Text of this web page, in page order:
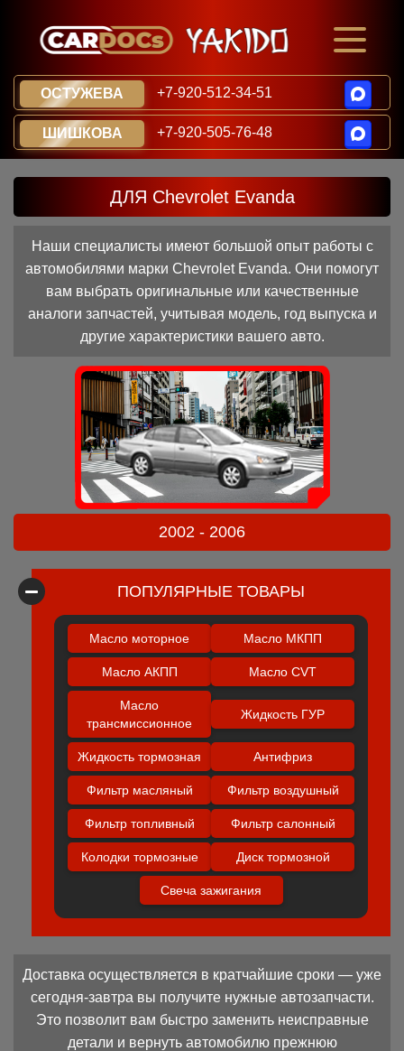
ОСТУЖЕВА +7-920-512-34-51
ШИШКОВА +7-920-505-76-48
ДЛЯ Chevrolet Evanda
Наши специалисты имеют большой опыт работы с
автомобилями марки Chevrolet Evanda. Они помогут
вам выбрать оригинальные или качественные
аналоги запчастей, учитывая модель, год выпуска и
другие характеристики вашего авто.
2002 - 2006
ПОПУЛЯРНЫЕ ТОВАРЫ
Масло моторное Масло МКПП
Масло АКПП Масло CVT
Масло
трансмиссионное
Жидкость ГУР
Жидкость тормозная Антифриз
Фильтр масляный Фильтр воздушный
Фильтр топливный Фильтр салонный
Колодки тормозные Диск тормозной
Свеча зажигания
Доставка осуществляется в кратчайшие сроки — уже
сегодня-завтра вы получите нужные автозапчасти.
Это позволит вам быстро заменить неисправные
детали и вернуть автомобилю прежнюю